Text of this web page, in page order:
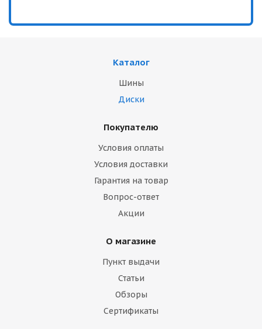
Каталог
Шины
Диски
Покупателю
Условия оплаты
Условия доставки
Гарантия на товар
Вопрос-ответ
Акции
О магазине
Пункт выдачи
Статьи
Обзоры
Сертификаты